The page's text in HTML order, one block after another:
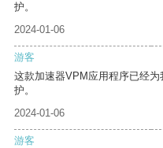
护。
2024-01-06
游客
这款加速器VPM应用程序已经
护。
2024-01-06
游客